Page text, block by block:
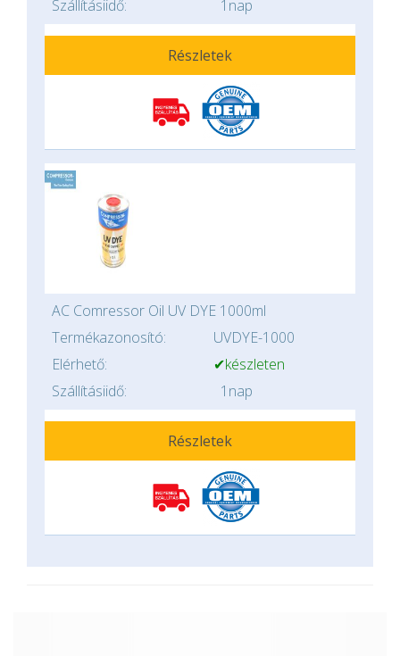
Szállításiidő:
1nap
Részletek
AC Comressor Oil UV DYE 1000ml
Termékazonosító:
UVDYE-1000
Elérhető:
✔készleten
Szállításiidő:
1nap
Részletek